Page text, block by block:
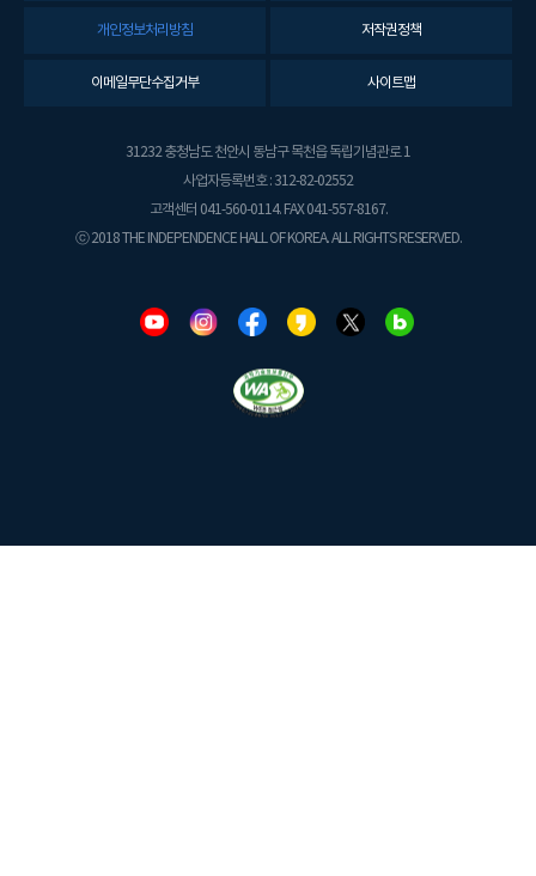
개인정보처리방침 저작권정책
이메일무단수집거부 사이트맵
31232 충청남도 천안시 동남구 목천읍 독립기념관로 1
사업자등록번호 : 312-82-02552
고객센터 041-560-0114. FAX 041-557-8167.
ⓒ 2018 THE INDEPENDENCE HALL OF KOREA. ALL RIGHTS RESERVED.